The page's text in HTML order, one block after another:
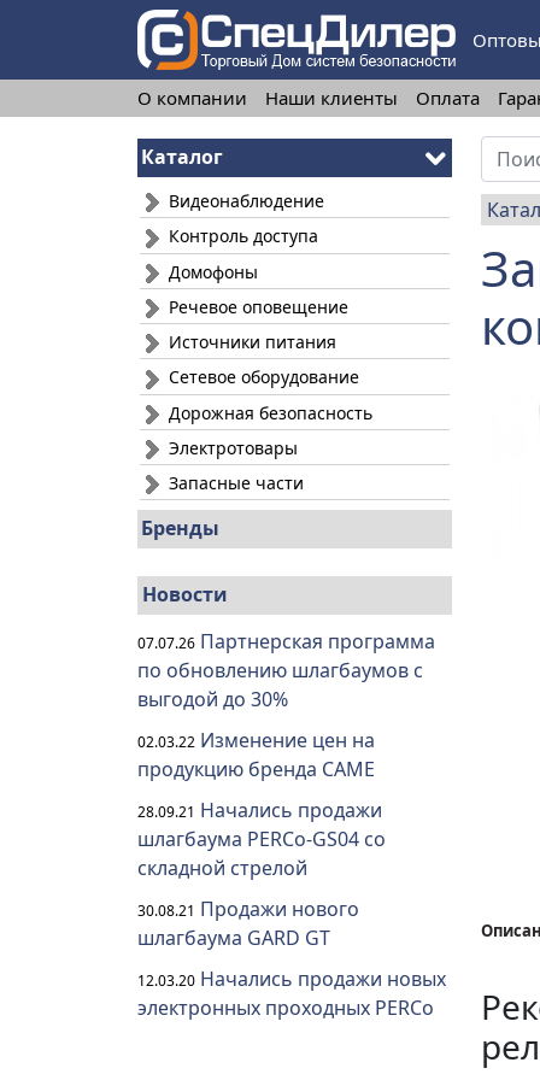
О компании Наши клиенты Оплата
Каталог
Видеонаблюдение
Контроль доступа
Домофоны
Речевое оповещение
Источники питания
Сетевое оборудование
Дорожная безопасность
Электротовары
Запасные части
Бренды
Новости
07.07.26 Партнерская программа
по обновлению шлагбаумов с
выгодой до 30%
02.03.22 Изменение цен на
продукцию бренда CAME
28.09.21 Начались продажи
шлагбаума PERCo-GS04 со
складной стрелой
30.08.21 Продажи нового
шлагбаума GARD GT
12.03.20 Начались продажи новых
электронных проходных PERCo